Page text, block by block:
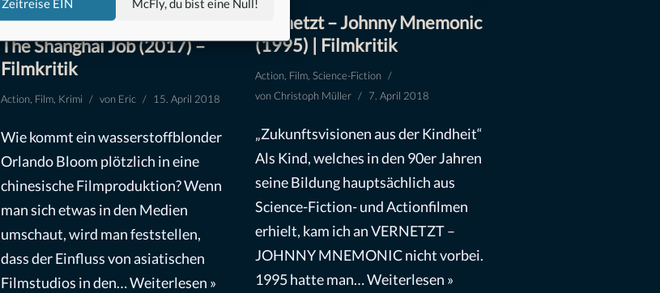
The Shanghai Job (2017) –
Filmkritik
Action, Film, Krimi von Eric 15. April 2018
Wie kommt ein wasserstoffblonder
Orlando Bloom plötzlich in eine
chinesische Filmproduktion? Wenn
man sich etwas in den Medien
umschaut, wird man feststellen,
dass der Einfluss von asiatischen
Filmstudios in den…Weiterlesen »
Vernetzt – Johnny Mnemonic
(1995) | Filmkritik
Action, Film, Science-Fiction
vonChristoph Müller 7. April 2018
„Zukunftsvisionen aus der Kindheit“
Als Kind, welches in den 90er Jahren
seine Bildung hauptsächlich aus
Science-Fiction- und Actionfilmen
erhielt, kam ich an VERNETZT –
JOHNNY MNEMONIC nicht vorbei.
1995 hatte man…Weiterlesen »